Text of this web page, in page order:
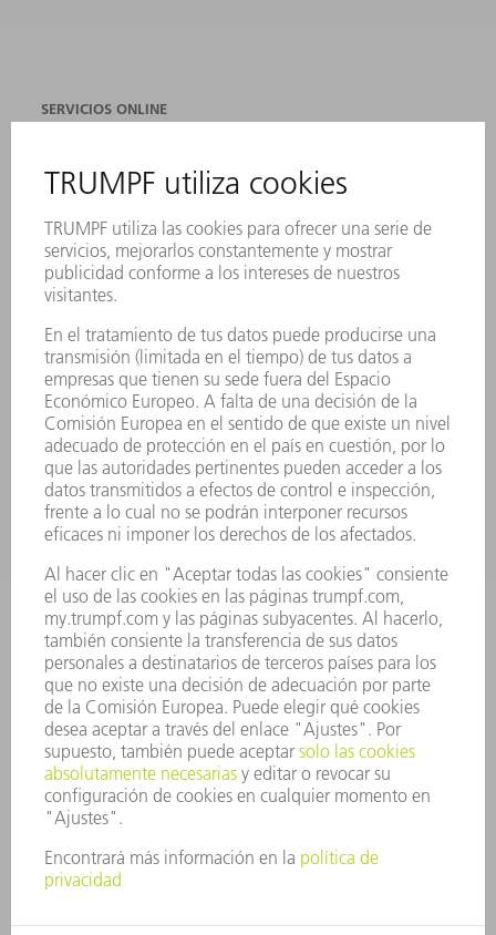
SERVICIOS ONLINE
EVENTOS Y CONVOCATORIAS
REGISTRO PARA EL BOLETÍN INFORMATIVO
FICHAS TÉCNICAS DE SEGURIDAD
PRODUCTOS
MÁQUINAS Y SISTEMAS
LÁSER
HERRAMIENTAS PORTÁTILES
FÁBRICA INTELIGENTE
SOFTWARE
SERVICIOS
APLICACIONES
SECTORES
EMPRESA
CARRERA PROFESIONAL
OFERTAS DE TRABAJO
PERFIL DE LA EMPRESA
INFORME ANUAL
PRINCIPIOS CORPORATIVOS
CUMPLIMIENTO
SISTEMA DE INFORMADORES
SEGURIDAD
COMUNICADOS DE PRENSA
REVISTAS
SOSTENIBILIDAD
MEDIO AMBIENTE Y CLIMA
SOCIEDAD Y EMPRESA
GESTIÓN EMPRESARIAL